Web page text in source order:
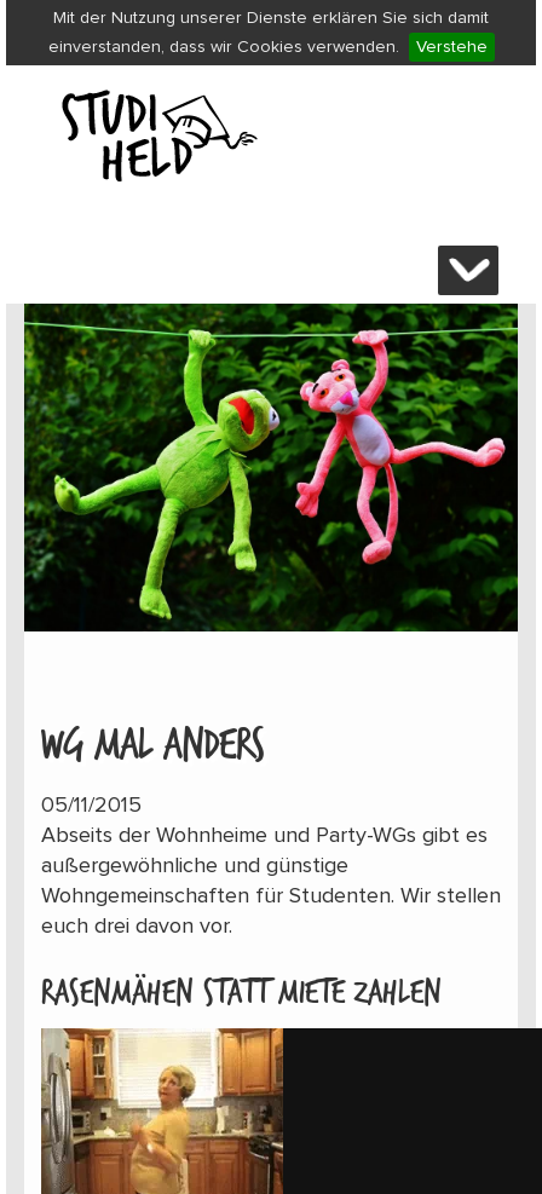
Mit der Nutzung unserer Dienste erklären Sie sich damit
einverstanden, dass wir Cookies verwenden.
Verstehe
WG MAL ANDERS
05/11/2015
Abseits der Wohnheime und Party-WGs gibt es
außergewöhnliche und günstige
Wohngemeinschaften für Studenten. Wir stellen
euch drei davon vor.
Rasenmähen statt Miete zahlen